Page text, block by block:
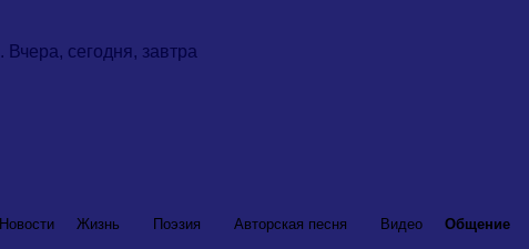
Новости Жизнь Поэзия Авторская песня Видео Общение